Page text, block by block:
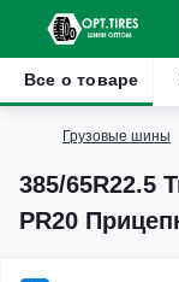
Грузовые шины
385/65R22.5
PR20
Все о товаре